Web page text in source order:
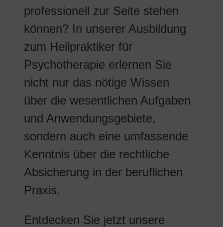
professionell zur Seite stehen
können? In unserer Ausbildung
zum Heilpraktiker für
Psychotherapie erlernen Sie
nicht nur das nötige Wissen
über die wesentlichen Aufgaben
und Anwendungsgebiete,
sondern auch eine umfassende
Kenntnis über die rechtliche
Absicherung in der beruflichen
Praxis.
Entdecken Sie jetzt unsere